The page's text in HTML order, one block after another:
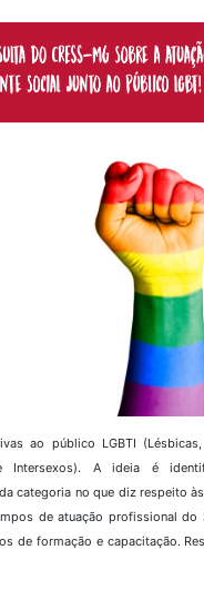
ao público LGBTI (Lésbicas,
e Intersexos). A ideia é
categoria no que diz respeito
de atuação profissional do
de formação e capacitação.